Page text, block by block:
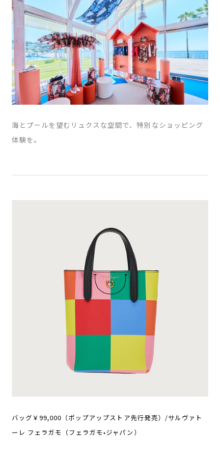
海とプールを望むリュクスな空間で、特別なショッピング
体験を。
バッグ￥99,000（ポップアップストア先行発売）/サルヴァト
ーレ フェラガモ（フェラガモ•ジャパン）